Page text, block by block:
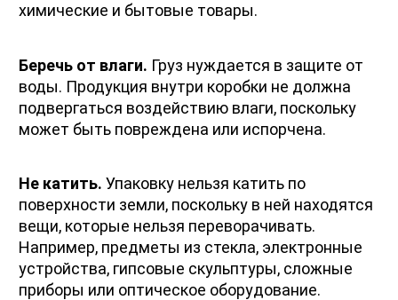
химические и бытовые товары.
Беречь от влаги. Груз нуждается в защите от
воды. Продукция внутри коробки не должна
подвергаться воздействию влаги, поскольку
может быть повреждена или испорчена.
Не катить. Упаковку нельзя катить по
поверхности земли, поскольку в ней находятся
вещи, которые нельзя переворачивать.
Например, предметы из стекла, электронные
устройства, гипсовые скульптуры, сложные
приборы или оптическое оборудование.